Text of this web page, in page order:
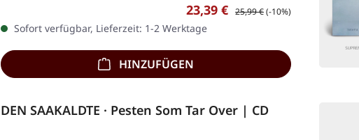
Verkaufspreis:
23,39 € Regulärer Preis:
25,99 €(-10%)
Sofort verfügbar, Lieferzeit: 1-2 Werktage
HINZUFÜGEN
DEN SAAKALDTE · Pesten Som Tar Over | CD